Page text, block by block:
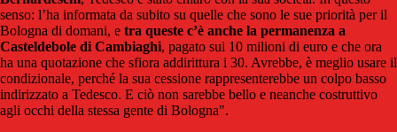
senso: l’ha informata da subito su quelle che sono le sue priorità per il
Bologna di domani, e tra queste c’è anche la permanenza a
Casteldebole di Cambiaghi, pagato sui 10 milioni di euro e che ora
ha una quotazione che sfiora addirittura i 30. Avrebbe, è meglio usare il
condizionale, perché la sua cessione rappresenterebbe un colpo basso
indirizzato a Tedesco. E ciò non sarebbe bello e neanche costruttivo
agli occhi della stessa gente di Bologna".